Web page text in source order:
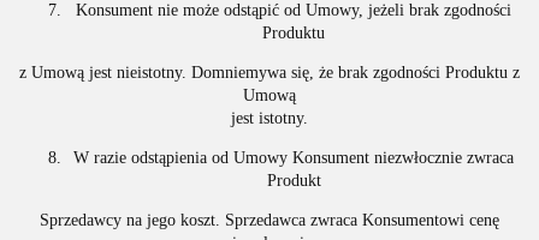
Konsument nie może odstąpić od Umowy, jeżeli brak zgodności
Produktu
z Umową jest nieistotny. Domniemywa się, że brak zgodności Produktu z
Umową
jest istotny.
W razie odstąpienia od Umowy Konsument niezwłocznie zwraca
Produkt
Sprzedawcy na jego koszt. Sprzedawca zwraca Konsumentowi cenę